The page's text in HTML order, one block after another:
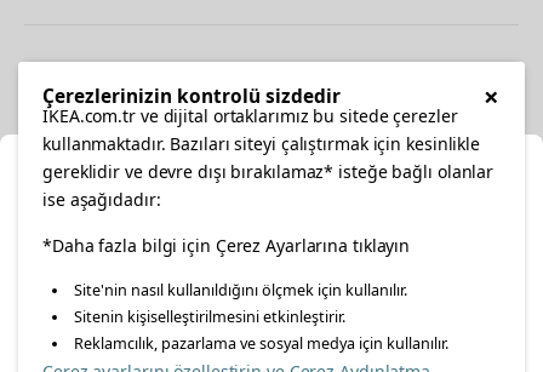
facebooktwitterinstagrampinterestyoutube
linkedin
Konumunuzu Seçin
İnternetten vereceğiniz siparişlerinizde size özel hizmet ve
içerikleri görebilmek için lütfen konumuzu seçin.
×
Çerezlerinizin kontrolü sizdedir
IKEA.com.tr ve dijital ortaklarımız bu sitede çerezler
kullanmaktadır. Bazıları siteyi çalıştırmak için kesinlikle
gereklidir ve devre dışı bırakılamaz* isteğe bağlı olanlar
ise aşağıdadır:
*Daha fazla bilgi için Çerez Ayarlarına tıklayın
Site'nin nasıl kullanıldığını ölçmek için kullanılır.
Sitenin kişiselleştirilmesini etkinleştirir.
Reklamcılık, pazarlama ve sosyal medya için kullanılır.